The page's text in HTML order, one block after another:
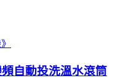
自動投洗溫水滾筒